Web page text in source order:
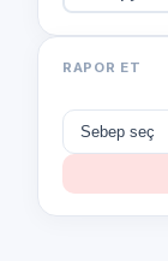
RAPOR ET